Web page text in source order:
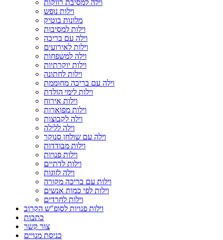
וילה למסיבת רווקות
וילות נופש
מלונות בוטיק
וילות למסיבות
וילה עם בריכה
וילות לאירועים
וילה למשפחות
וילות יוקרתיות
וילות לחתונה
וילה עם בריכה מחוממת
וילות לימי הולדת
וילות אירוח
וילות מפוארות
וילה לקבוצות
וילה ללילה
וילה עם שולחן סנוקר
וילות מבודדות
וילות פנויות
וילות לדתיים
וילה לזוגות
וילות עם בריכה מקורה
וילות לפי כמות אנשים
וילות לחרדים
וילות פנויות לסופ"ש הקרוב
כתבות
צור קשר
כניסת מנויים